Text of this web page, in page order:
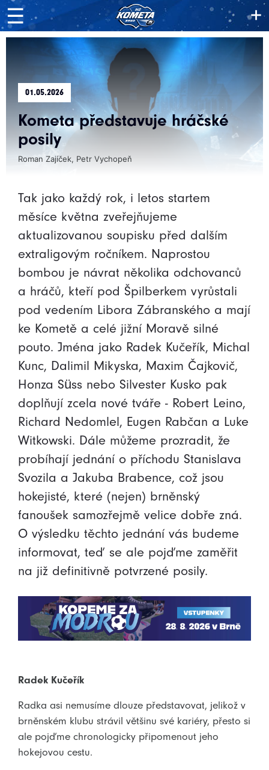
☰ +
01.05.2026
Kometa představuje hráčské
posily
Roman Zajíček, Petr Vychopeň
Tak jako každý rok, i letos startem
měsíce května zveřejňujeme
aktualizovanou soupisku před dalším
extraligovým ročníkem. Naprostou
bombou je návrat několika odchovanců
a hráčů, kteří pod Špilberkem vyrůstali
pod vedením Libora Zábranského a mají
ke Kometě a celé jižní Moravě silné
pouto. Jména jako Radek Kučeřík, Michal
Kunc, Dalimil Mikyska, Maxim Čajkovič,
Honza Süss nebo Silvester Kusko pak
doplňují zcela nové tváře - Robert Leino,
Richard Nedomlel, Eugen Rabčan a Luke
Witkowski. Dále můžeme prozradit, že
probíhají jednání o příchodu Stanislava
Svozila a Jakuba Brabence, což jsou
hokejisté, které (nejen) brněnský
fanoušek samozřejmě velice dobře zná.
O výsledku těchto jednání vás budeme
informovat, teď se ale pojďme zaměřit
na již definitivně potvrzené posily.
Radek Kučeřík
Radka asi nemusíme dlouze představovat, jelikož v
brněnském klubu strávil většinu své kariéry, přesto si
ale pojďme chronologicky připomenout jeho
hokejovou cestu.